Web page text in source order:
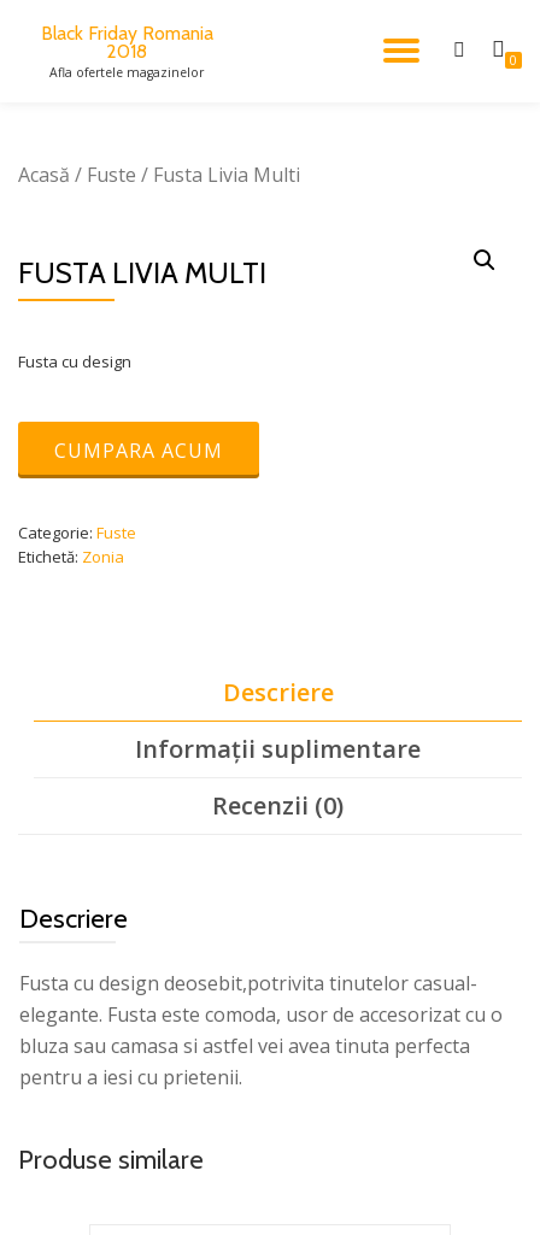
Black Friday Romania
2018
Afla ofertele magazinelor
0
Acasă / Fuste / Fusta Livia Multi
FUSTA LIVIA MULTI
Fusta cu design
CUMPARA ACUM
Categorie: Fuste
Etichetă: Zonia
Descriere
Informații suplimentare
Recenzii (0)
Descriere
Fusta cu design deosebit,potrivita tinutelor casual-
elegante. Fusta este comoda, usor de accesorizat cu o
bluza sau camasa si astfel vei avea tinuta perfecta
pentru a iesi cu prietenii.
Produse similare